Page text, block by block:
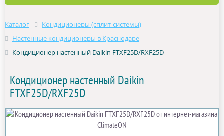
Каталог
Кондиционеры (сплит-системы)
Настенные кондиционеры в Краснодаре
Кондиционер настенный Daikin FTXF25D/RXF25D
Кондиционер настенный Daikin
FTXF25D/RXF25D